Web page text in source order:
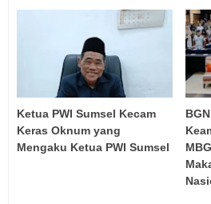
Ketua PWI Sumsel Kecam
Keras Oknum yang
Mengaku Ketua PWI Sumsel